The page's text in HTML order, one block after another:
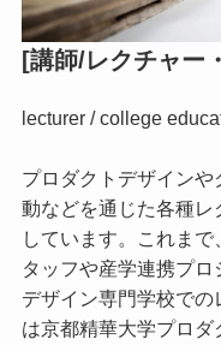
[講師/レクチャー
lecturer / college
プロダクトデザイン
動などを通じた各種
しています。これま
タッフや産学連携プ
デザイン専門学校で
は京都精華大学プロ